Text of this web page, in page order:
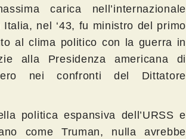
carica nell’internazionale
nel ‘43, fu ministro del primo
al clima politico con la guerra in
alla Presidenza americana di
nei confronti del Dittatore
politica espansiva dell’URSS e
come Truman, nulla avrebbe